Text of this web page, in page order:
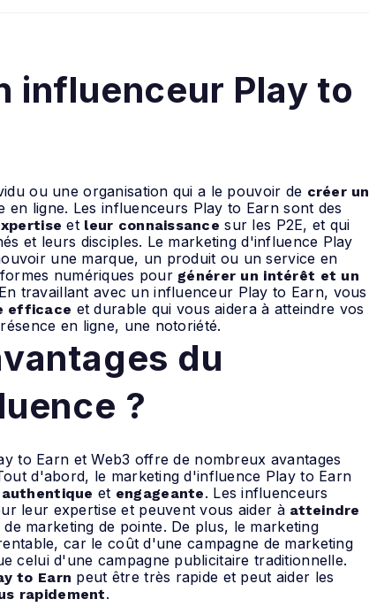
influenceur Play to
ou une organisation qui a le pouvoir de créer un
ligne. Les influenceurs Play to Earn sont des
et leur connaissance sur les P2E, et qui
et leurs disciples. Le marketing d'influence Play
une marque, un produit ou un service en
numériques pour générer un intérêt et un
travaillant avec un influenceur Play to Earn, vous
efficace et durable qui vous aidera à atteindre vos
en ligne, une notoriété.
du
?
to Earn et Web3 offre de nombreux avantages
d'abord, le marketing d'influence Play to Earn
authentique et engageante. Les influenceurs
leur expertise et peuvent vous aider à atteindre
marketing de pointe. De plus, le marketing
car le coût d'une campagne de marketing
celui d'une campagne publicitaire traditionnelle.
to Earn peut être très rapide et peut aider les
rapidement.